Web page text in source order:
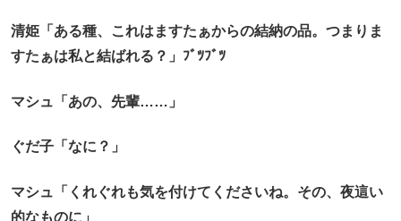
清姫「ある種、これはますたぁからの結納の品。つまりま
すたぁは私と結ばれる？」ﾌﾞﾂﾌﾞﾂ
マシュ「あの、先輩……」
ぐだ子「なに？」
マシュ「くれぐれも気を付けてくださいね。その、夜這い
的なものに」